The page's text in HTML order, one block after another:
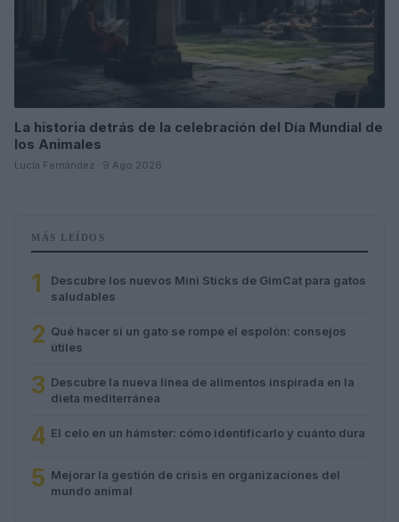
La historia detrás de la celebración del Día Mundial de
los Animales
Lucía Fernández · 9 Ago 2026
MÁS LEÍDOS
1
Descubre los nuevos Mini Sticks de GimCat para gatos
saludables
2 Qué hacer si un gato se rompe el espolón: consejos
útiles
3 Descubre la nueva línea de alimentos inspirada en la
dieta mediterránea
4 El celo en un hámster: cómo identificarlo y cuánto dura
5 Mejorar la gestión de crisis en organizaciones del
mundo animal